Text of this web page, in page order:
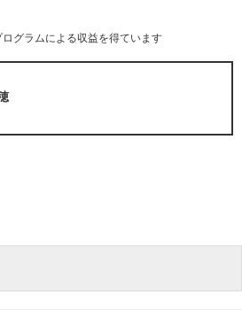
グラムによる収益を得ています